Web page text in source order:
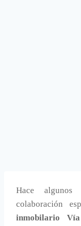
Hace
colaboración
inmobilario